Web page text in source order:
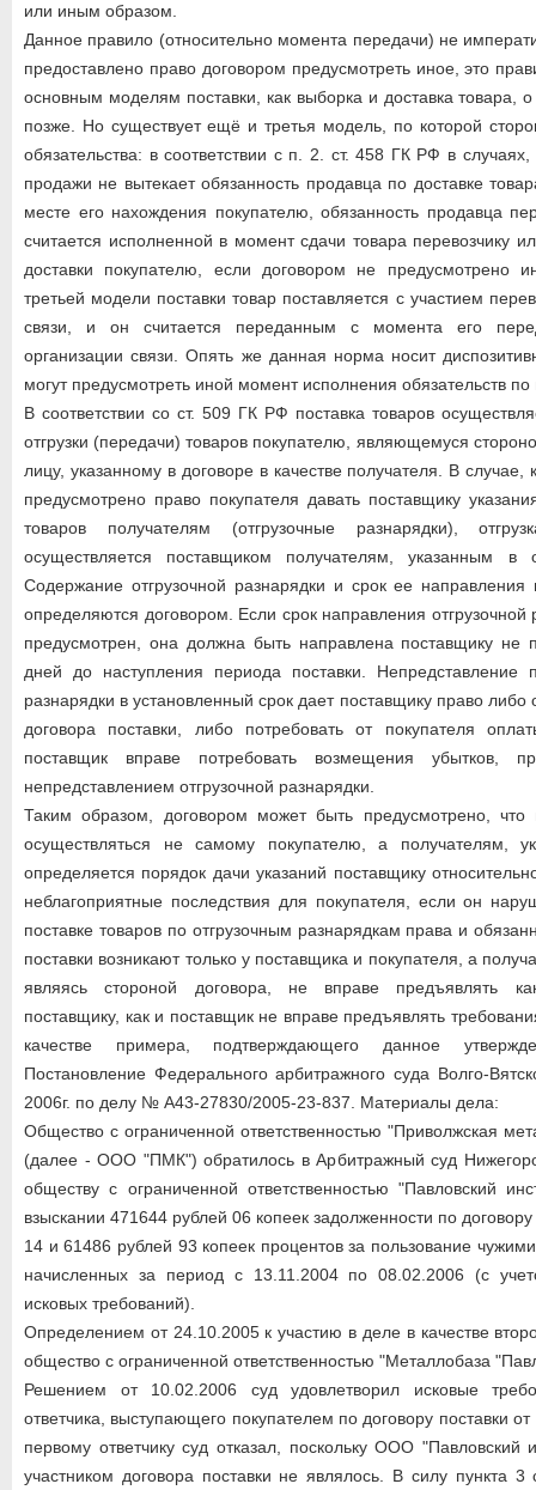
или иным образом.
Данное правило (относительно момента передачи) не
предоставлено право договором предусмотреть иное, это
основным моделям поставки, как выборка и доставка товара,
позже. Но существует ещё и третья модель, по которой
обязательства: в соответствии с п. 2. ст. 458 ГК РФ в случаях,
продажи не вытекает обязанность продавца по доставке
месте его нахождения покупателю, обязанность продавца
считается исполненной в момент сдачи товара перевозчику
доставки покупателю, если договором не предусмотрено
третьей модели поставки товар поставляется с участием
связи, и он считается переданным с момента его
организации связи. Опять же данная норма носит
могут предусмотреть иной момент исполнения обязательств по
В соответствии со ст. 509 ГК РФ поставка товаров
отгрузки (передачи) товаров покупателю, являющемуся
лицу, указанному в договоре в качестве получателя. В случае,
предусмотрено право покупателя давать поставщику
товаров получателям (отгрузочные разнарядки),
осуществляется поставщиком получателям, указанным в
Содержание отгрузочной разнарядки и срок ее направления
определяются договором. Если срок направления отгрузочной
предусмотрен, она должна быть направлена поставщику не
дней до наступления периода поставки. Непредставление
разнарядки в установленный срок дает поставщику право либо
договора поставки, либо потребовать от покупателя
поставщик вправе потребовать возмещения убытков,
непредставлением отгрузочной разнарядки.
Таким образом, договором может быть предусмотрено, что
осуществляться не самому покупателю, а получателям,
определяется порядок дачи указаний поставщику
неблагоприятные последствия для покупателя, если он
поставке товаров по отгрузочным разнарядкам права и
поставки возникают только у поставщика и покупателя, а
являясь стороной договора, не вправе предъявлять
поставщику, как и поставщик не вправе предъявлять
качестве примера, подтверждающего данное
Постановление Федерального арбитражного суда Волго-
2006г. по делу № А43-27830/2005-23-837. Материалы дела:
Общество с ограниченной ответственностью "Приволжская
(далее - ООО "ПМК") обратилось в Арбитражный суд
обществу с ограниченной ответственностью "Павловский
взыскании 471644 рублей 06 копеек задолженности по
14 и 61486 рублей 93 копеек процентов за пользование
начисленных за период с 13.11.2004 по 08.02.2006 (с
исковых требований).
Определением от 24.10.2005 к участию в деле в качестве
общество с ограниченной ответственностью "Металлобаза
Решением от 10.02.2006 суд удовлетворил исковые
ответчика, выступающего покупателем по договору поставки
первому ответчику суд отказал, поскольку ООО "Павловский
участником договора поставки не являлось. В силу пункта 3